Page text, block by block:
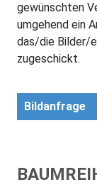
gewünschten
umgehend ein
das/die Bilder/
zugeschickt.
Bildanfrage